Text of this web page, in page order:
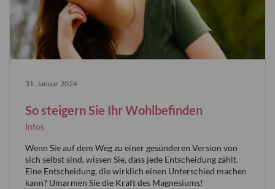
31. Januar 2024
So steigern Sie Ihr Wohlbefinden
Infos
Wenn Sie auf dem Weg zu einer gesünderen Version von
sich selbst sind, wissen Sie, dass jede Entscheidung zählt.
Eine Entscheidung, die wirklich einen Unterschied machen
kann? Umarmen Sie die Kraft des Magnesiums!